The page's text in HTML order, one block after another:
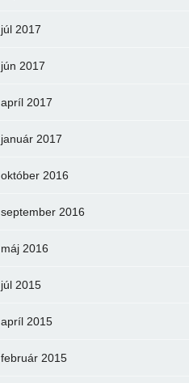
júl 2017
jún 2017
apríl 2017
január 2017
október 2016
september 2016
máj 2016
júl 2015
apríl 2015
február 2015